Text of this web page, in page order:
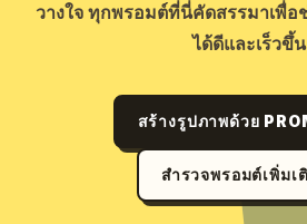
วางใจ ทุกพรอมต์ที่นี่คัดสรรมาเพื่
ได้ดีและเร็วขึ้น
สร้างรูปภาพด้วย
สำรวจพรอมต์เพิ่มเ